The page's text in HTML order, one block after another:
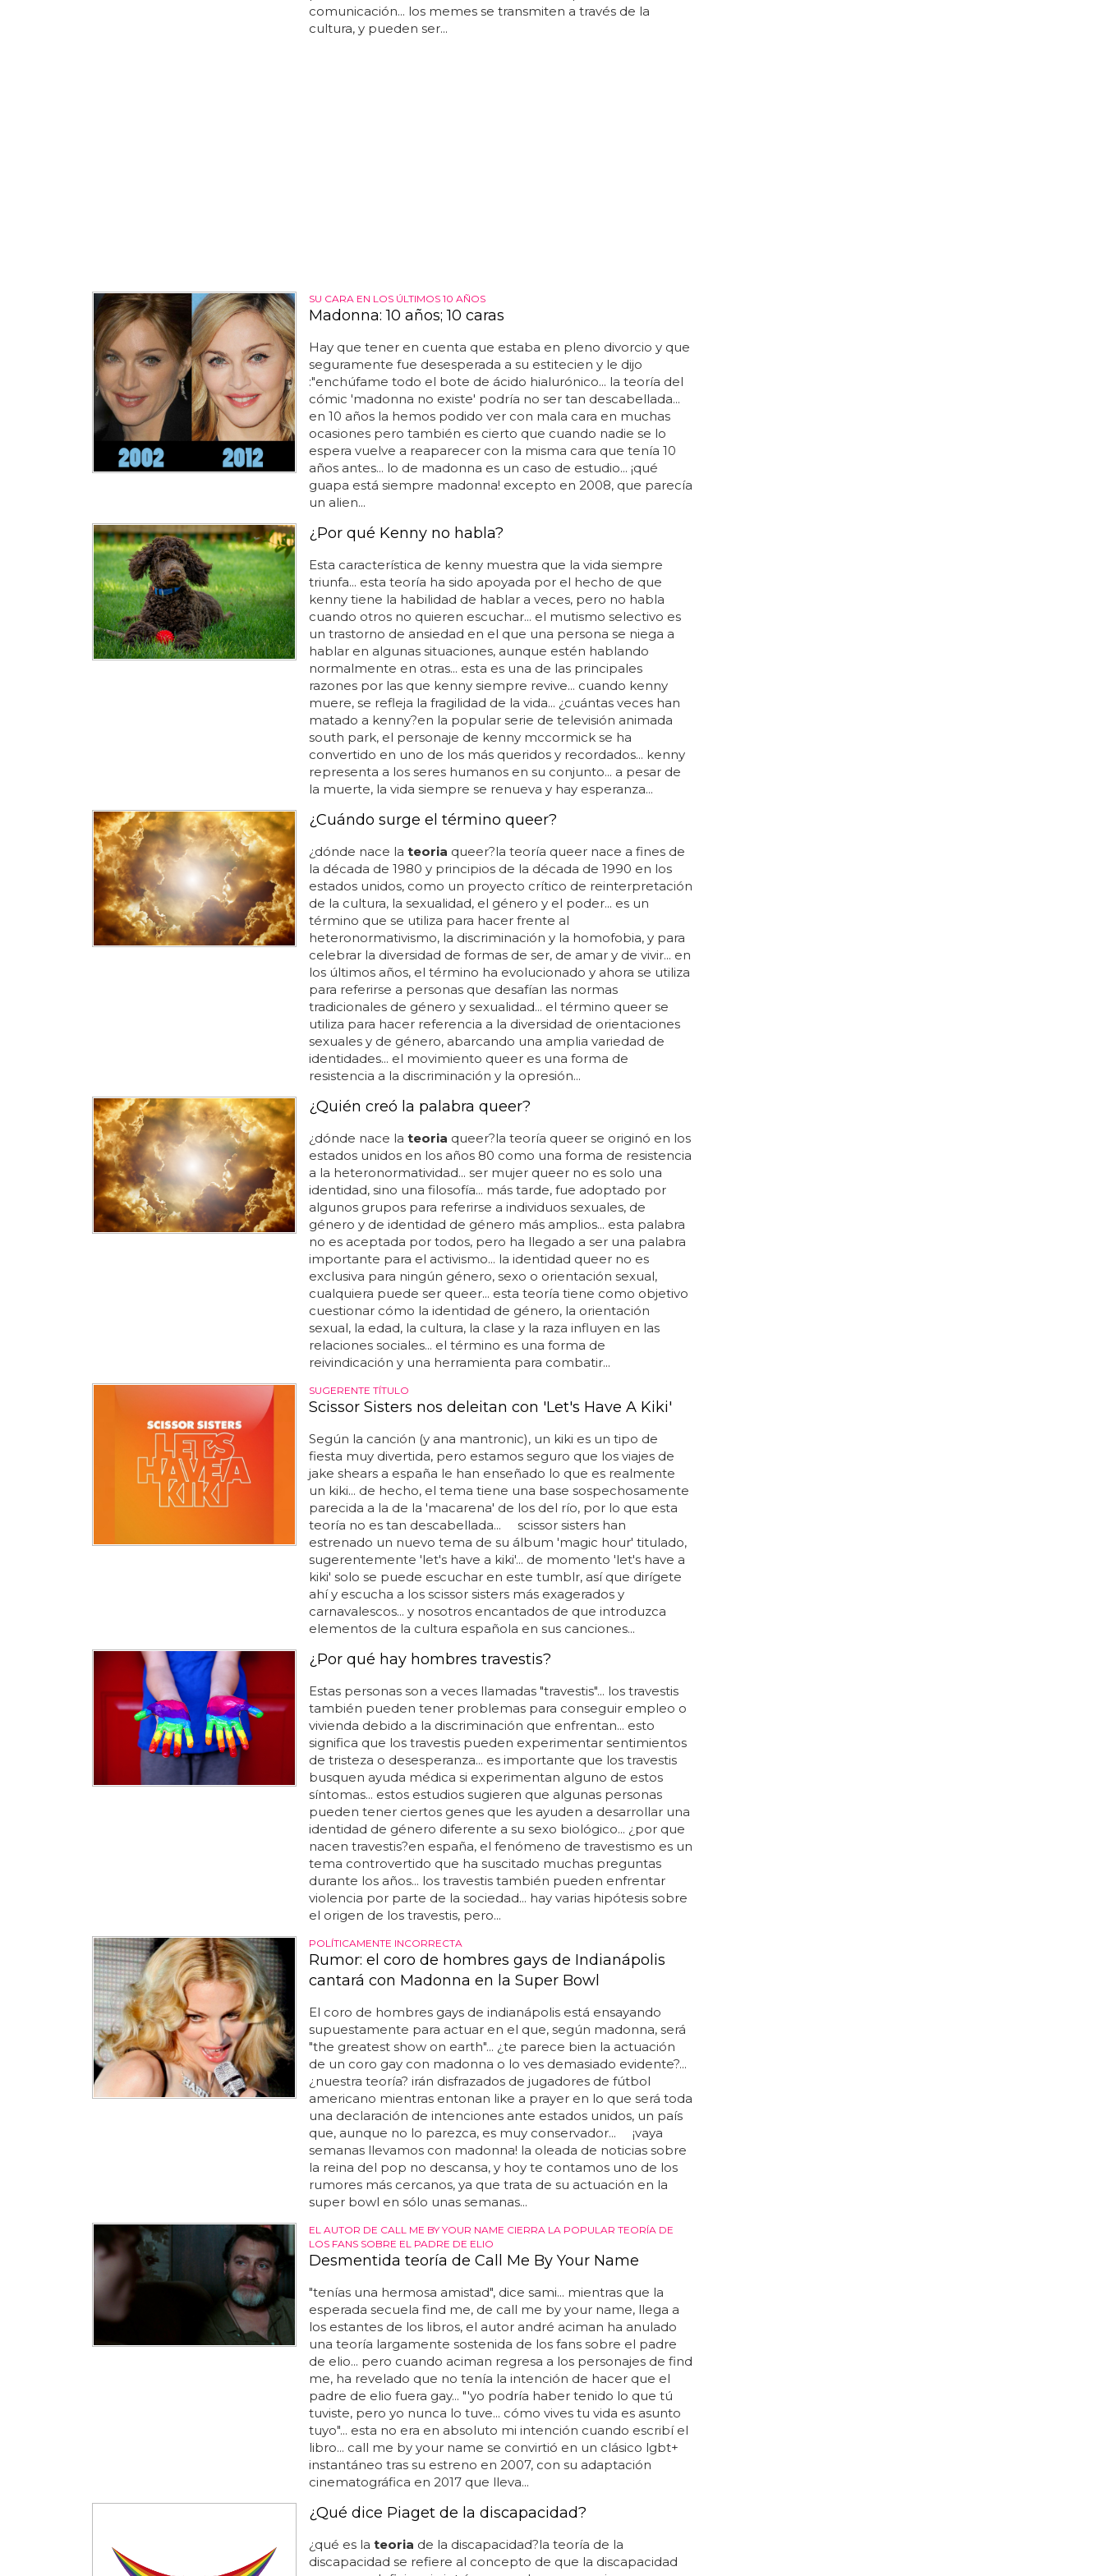
comunicación... los memes se transmiten a través de la
cultura, y pueden ser...
SU CARA EN LOS ÚLTIMOS 10 AÑOS
Madonna: 10 años; 10 caras
Hay que tener en cuenta que estaba en pleno divorcio y que
seguramente fue desesperada a su estitecien y le dijo
:"enchúfame todo el bote de ácido hialurónico... la teoría del
cómic 'madonna no existe' podría no ser tan descabellada...
en 10 años la hemos podido ver con mala cara en muchas
ocasiones pero también es cierto que cuando nadie se lo
espera vuelve a reaparecer con la misma cara que tenía 10
años antes... lo de madonna es un caso de estudio... ¡qué
guapa está siempre madonna! excepto en 2008, que parecía
un alien...
¿Por qué Kenny no habla?
Esta característica de kenny muestra que la vida siempre
triunfa... esta teoría ha sido apoyada por el hecho de que
kenny tiene la habilidad de hablar a veces, pero no habla
cuando otros no quieren escuchar... el mutismo selectivo es
un trastorno de ansiedad en el que una persona se niega a
hablar en algunas situaciones, aunque estén hablando
normalmente en otras... esta es una de las principales
razones por las que kenny siempre revive... cuando kenny
muere, se refleja la fragilidad de la vida... ¿cuántas veces han
matado a kenny?en la popular serie de televisión animada
south park, el personaje de kenny mccormick se ha
convertido en uno de los más queridos y recordados... kenny
representa a los seres humanos en su conjunto... a pesar de
la muerte, la vida siempre se renueva y hay esperanza...
¿Cuándo surge el término queer?
¿dónde nace la teoria queer?la teoría queer nace a fines de
la década de 1980 y principios de la década de 1990 en los
estados unidos, como un proyecto crítico de reinterpretación
de la cultura, la sexualidad, el género y el poder... es un
término que se utiliza para hacer frente al
heteronormativismo, la discriminación y la homofobia, y para
celebrar la diversidad de formas de ser, de amar y de vivir... en
los últimos años, el término ha evolucionado y ahora se utiliza
para referirse a personas que desafían las normas
tradicionales de género y sexualidad... el término queer se
utiliza para hacer referencia a la diversidad de orientaciones
sexuales y de género, abarcando una amplia variedad de
identidades... el movimiento queer es una forma de
resistencia a la discriminación y la opresión...
¿Quién creó la palabra queer?
¿dónde nace la teoria queer?la teoría queer se originó en los
estados unidos en los años 80 como una forma de resistencia
a la heteronormatividad... ser mujer queer no es solo una
identidad, sino una filosofía... más tarde, fue adoptado por
algunos grupos para referirse a individuos sexuales, de
género y de identidad de género más amplios... esta palabra
no es aceptada por todos, pero ha llegado a ser una palabra
importante para el activismo... la identidad queer no es
exclusiva para ningún género, sexo o orientación sexual,
cualquiera puede ser queer... esta teoría tiene como objetivo
cuestionar cómo la identidad de género, la orientación
sexual, la edad, la cultura, la clase y la raza influyen en las
relaciones sociales... el término es una forma de
reivindicación y una herramienta para combatir...
SUGERENTE TÍTULO
Scissor Sisters nos deleitan con 'Let's Have A Kiki'
Según la canción (y ana mantronic), un kiki es un tipo de
fiesta muy divertida, pero estamos seguro que los viajes de
jake shears a españa le han enseñado lo que es realmente
un kiki... de hecho, el tema tiene una base sospechosamente
parecida a la de la 'macarena' de los del río, por lo que esta
teoría no es tan descabellada... scissor sisters han
estrenado un nuevo tema de su álbum 'magic hour' titulado,
sugerentemente 'let's have a kiki'... de momento 'let's have a
kiki' solo se puede escuchar en este tumblr, así que dirígete
ahí y escucha a los scissor sisters más exagerados y
carnavalescos... y nosotros encantados de que introduzca
elementos de la cultura española en sus canciones...
¿Por qué hay hombres travestis?
Estas personas son a veces llamadas "travestis"... los travestis
también pueden tener problemas para conseguir empleo o
vivienda debido a la discriminación que enfrentan... esto
significa que los travestis pueden experimentar sentimientos
de tristeza o desesperanza... es importante que los travestis
busquen ayuda médica si experimentan alguno de estos
síntomas... estos estudios sugieren que algunas personas
pueden tener ciertos genes que les ayuden a desarrollar una
identidad de género diferente a su sexo biológico... ¿por que
nacen travestis?en españa, el fenómeno de travestismo es un
tema controvertido que ha suscitado muchas preguntas
durante los años... los travestis también pueden enfrentar
violencia por parte de la sociedad... hay varias hipótesis sobre
el origen de los travestis, pero...
POLÍTICAMENTE INCORRECTA
Rumor: el coro de hombres gays de Indianápolis
cantará con Madonna en la Super Bowl
El coro de hombres gays de indianápolis está ensayando
supuestamente para actuar en el que, según madonna, será
"the greatest show on earth"... ¿te parece bien la actuación
de un coro gay con madonna o lo ves demasiado evidente?...
¿nuestra teoría? irán disfrazados de jugadores de fútbol
americano mientras entonan like a prayer en lo que será toda
una declaración de intenciones ante estados unidos, un país
que, aunque no lo parezca, es muy conservador... ¡vaya
semanas llevamos con madonna! la oleada de noticias sobre
la reina del pop no descansa, y hoy te contamos uno de los
rumores más cercanos, ya que trata de su actuación en la
super bowl en sólo unas semanas...
EL AUTOR DE CALL ME BY YOUR NAME CIERRA LA POPULAR TEORÍA DE
LOS FANS SOBRE EL PADRE DE ELIO
Desmentida teoría de Call Me By Your Name
"tenías una hermosa amistad", dice sami... mientras que la
esperada secuela find me, de call me by your name, llega a
los estantes de los libros, el autor andré aciman ha anulado
una teoría largamente sostenida de los fans sobre el padre
de elio... pero cuando aciman regresa a los personajes de find
me, ha revelado que no tenía la intención de hacer que el
padre de elio fuera gay... "'yo podría haber tenido lo que tú
tuviste, pero yo nunca lo tuve... cómo vives tu vida es asunto
tuyo"... esta no era en absoluto mi intención cuando escribí el
libro... call me by your name se convirtió en un clásico lgbt+
instantáneo tras su estreno en 2007, con su adaptación
cinematográfica en 2017 que lleva...
¿Qué dice Piaget de la discapacidad?
¿qué es la teoria de la discapacidad?la teoría de la
discapacidad se refiere al concepto de que la discapacidad